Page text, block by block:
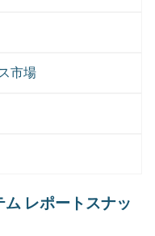
市場
レポートスナッ